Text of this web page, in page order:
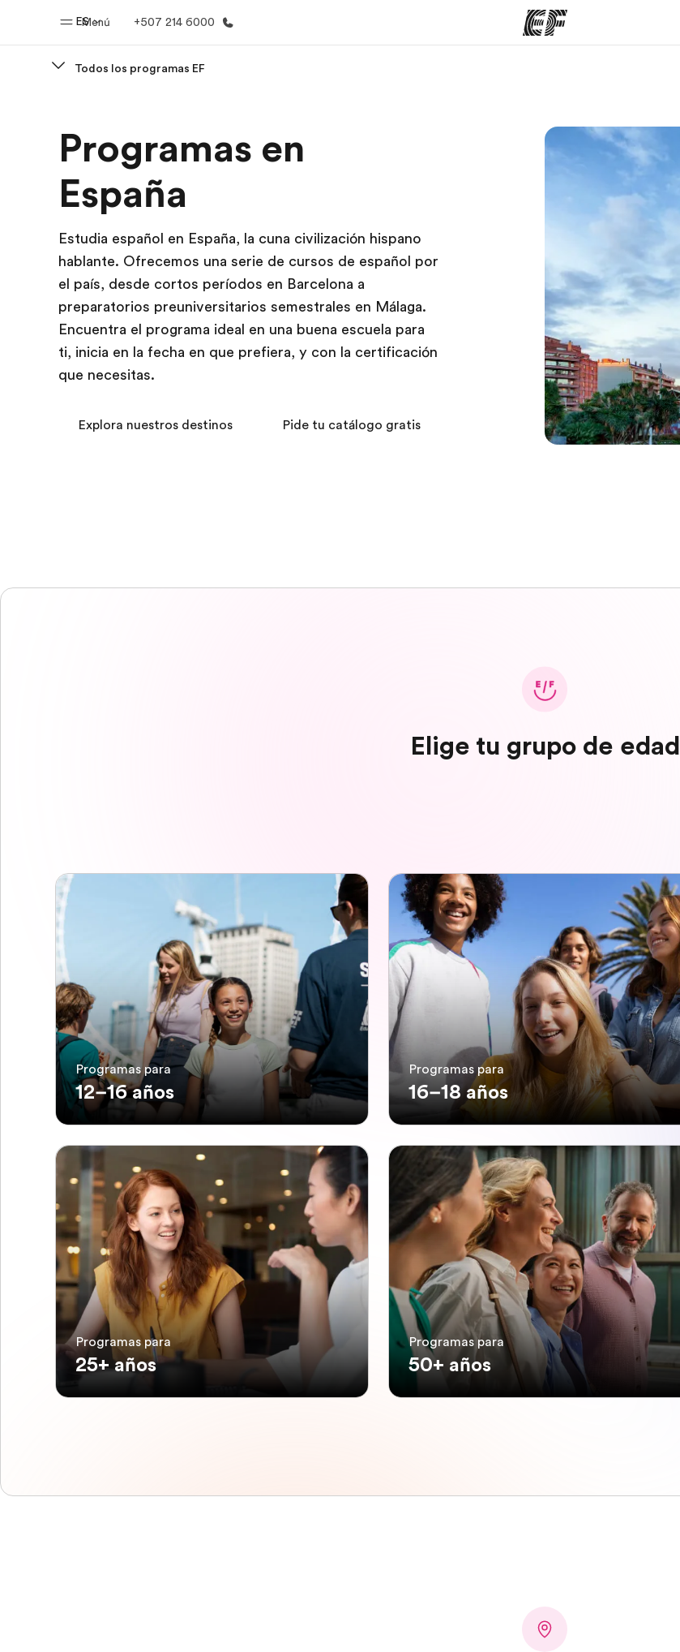
Menú
ES +507 214 6000
Bienvenido a EF Ver todo lo que hacemos Encuentra una oficina
Todos los programas EF
Programas en
España
Estudia español en España, la cuna civilización hispano
hablante. Ofrecemos una serie de cursos de español por
el país, desde cortos períodos en Barcelona a
preparatorios preuniversitarios semestrales en Málaga.
Encuentra el programa ideal en una buena escuela para
ti, inicia en la fecha en que prefiera, y con la certificación
que necesitas.
Explora nuestros destinos Pide tu catálogo gratis
Elige tu grupo de edad
Programas para
12–16 años
Programas para
16–18 años
Programas para
25+ años
Programas para
50+ años